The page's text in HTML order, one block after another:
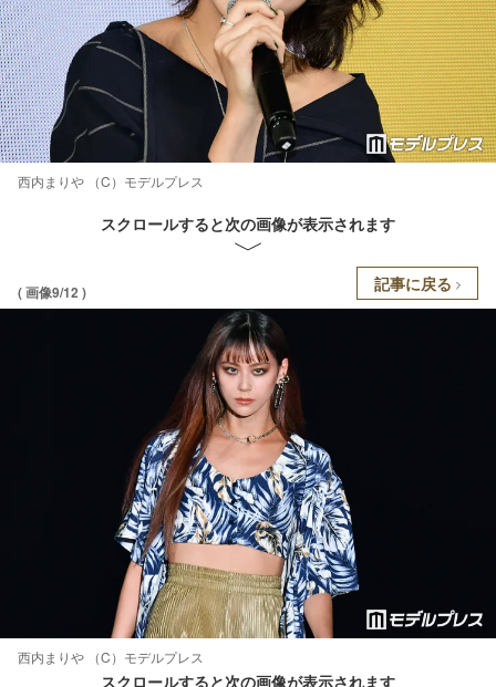
西内まりや （C）モデルプレス
スクロールすると次の画像が表示されます
( 画像9/12 ) 記事に戻る
西内まりや （C）モデルプレス
スクロールすると次の画像が表示されます